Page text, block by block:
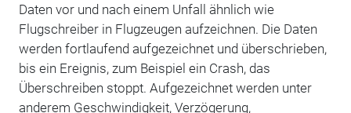
Daten vor und nach einem Unfall ähnlich wie
Flugschreiber in Flugzeugen aufzeichnen. Die Daten
werden fortlaufend aufgezeichnet und überschrieben,
bis ein Ereignis, zum Beispiel ein Crash, das
Überschreiben stoppt. Aufgezeichnet werden unter
anderem Geschwindigkeit, Verzögerung,